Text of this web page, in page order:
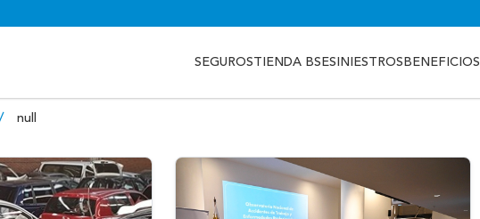
SEGUROSTIENDA BSESINIESTROS BENEFICIOS
null